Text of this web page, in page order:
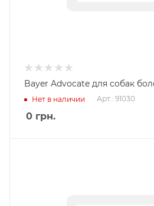
Bayer Advocate для собак
Нет в наличии Арт.: 91030
0 грн.